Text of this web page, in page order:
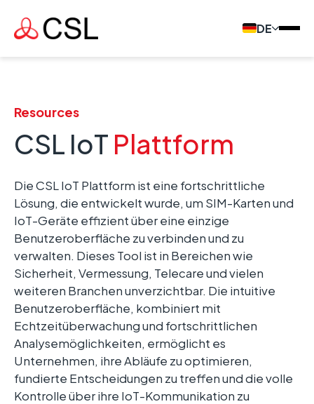
DE
Resources
CSL IoT Plattform
Die CSL IoT Plattform ist eine fortschrittliche
Lösung, die entwickelt wurde, um SIM-Karten und
IoT-Geräte effizient über eine einzige
Benutzeroberfläche zu verbinden und zu
verwalten. Dieses Tool ist in Bereichen wie
Sicherheit, Vermessung, Telecare und vielen
weiteren Branchen unverzichtbar. Die intuitive
Benutzeroberfläche, kombiniert mit
Echtzeitüberwachung und fortschrittlichen
Analysemöglichkeiten, ermöglicht es
Unternehmen, ihre Abläufe zu optimieren,
fundierte Entscheidungen zu treffen und die volle
Kontrolle über ihre IoT-Kommunikation zu